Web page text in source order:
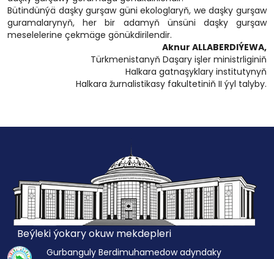
Bütindünýä daşky gurşaw güni ekologlaryň, we daşky gurşaw
guramalarynyň, her bir adamyň ünsüni daşky gurşaw
meselelerine çekmäge gönükdirilendir.
Aknur ALLABERDIÝEWA,
Türkmenistanyň Daşary işler ministrliginiň
Halkara gatnaşyklary institutynyň
Halkara žurnalistikasy fakultetiniň II ýyl talyby.
Beýleki ýokary okuw mekdepleri
Gurbanguly Berdimuhamedow adyndaky